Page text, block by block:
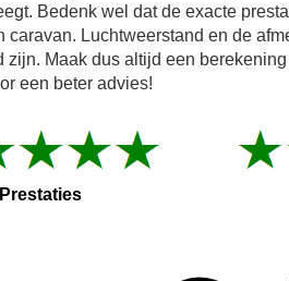
Bedenk wel dat de exacte
caravan. Luchtweerstand en de
zijn. Maak dus altijd een
een beter advies!
Prestaties